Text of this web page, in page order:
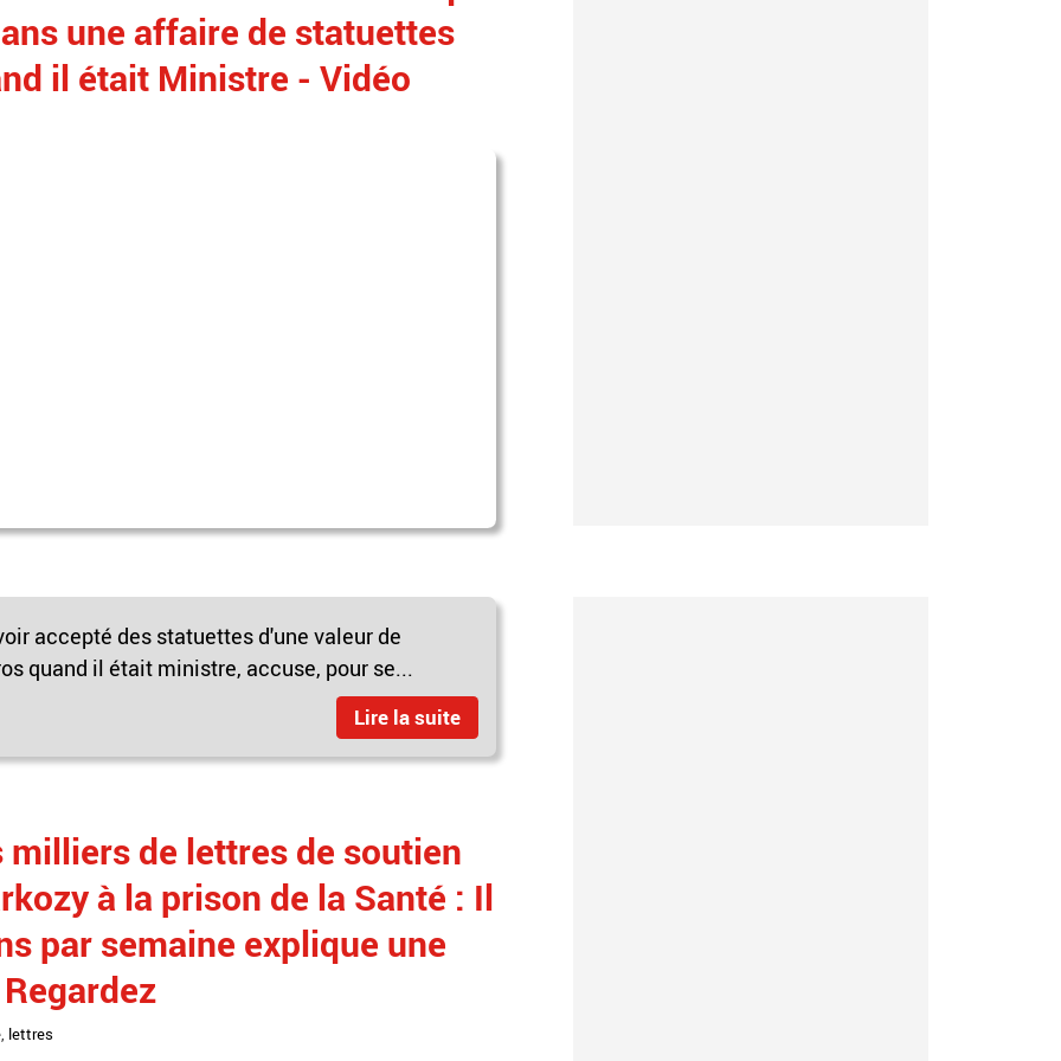
une affaire de statuettes
il était Ministre - Vidéo
accepté des statuettes d'une valeur de
quand il était ministre, accuse, pour se...
Lire la suite
milliers de lettres de soutien
à la prison de la Santé : Il
par semaine explique une
lettres